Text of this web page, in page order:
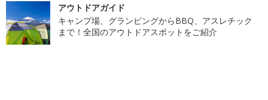
アウトドアガイド
キャンプ場、グランピングからBBQ、アスレチック
まで！全国のアウトドアスポットをご紹介